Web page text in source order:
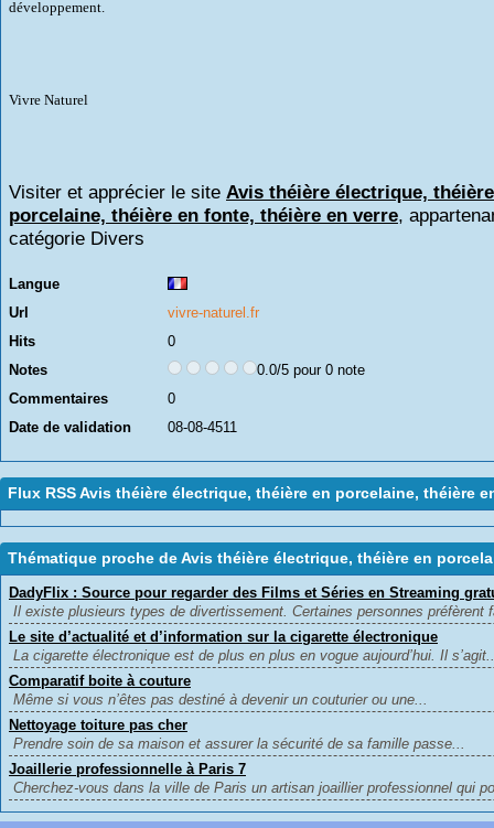
développement.
Vivre Naturel
Visiter et apprécier le site Avis théière électrique,
porcelaine, théière en fonte, théière en verre,
catégorie Divers
Langue
Url
vivre-naturel.fr
Hits
0
Notes
0.0/5 pour 0 note
Commentaires
0
Date de validation
08-08-4511
Flux RSS Avis théière électrique, théière en porcelaine, théière
Thématique proche de Avis théière électrique, théière en
DadyFlix : Source pour regarder des Films et Séries en Streaming
Il existe plusieurs types de divertissement. Certaines personnes préfèrent
Le site d’actualité et d’information sur la cigarette électronique
La cigarette électronique est de plus en plus en vogue aujourd’hui. Il
Comparatif boite à couture
Même si vous n’êtes pas destiné à devenir un couturier ou une...
Nettoyage toiture pas cher
Prendre soin de sa maison et assurer la sécurité de sa famille passe...
Joaillerie professionnelle à Paris 7
Cherchez-vous dans la ville de Paris un artisan joaillier professionnel qui